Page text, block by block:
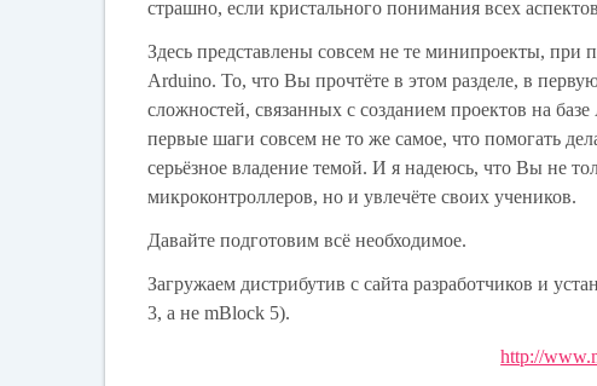
страшно, если кристального понимания всех
Здесь представлены совсем не те минипроекты,
Arduino. То, что Вы прочтёте в этом разделе, в
сложностей, связанных с созданием проектов на
первые шаги совсем не то же самое, что помогать
серьёзное владение темой. И я надеюсь, что Вы не
микроконтроллеров, но и увлечёте своих учеников.
Давайте подготовим всё необходимое.
Загружаем дистрибутив с сайта разработчиков и
3, а не mBlock 5).
http://